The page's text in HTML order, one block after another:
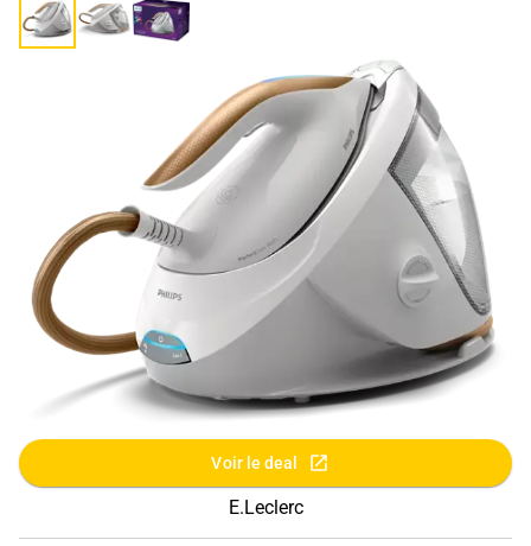
Voir le deal
E.Leclerc